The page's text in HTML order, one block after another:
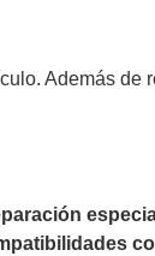
Además de